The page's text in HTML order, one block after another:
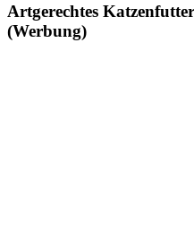
Artgerechtes
(Werbung)